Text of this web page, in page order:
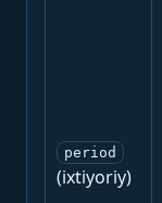
period
(ixtiyoriy)